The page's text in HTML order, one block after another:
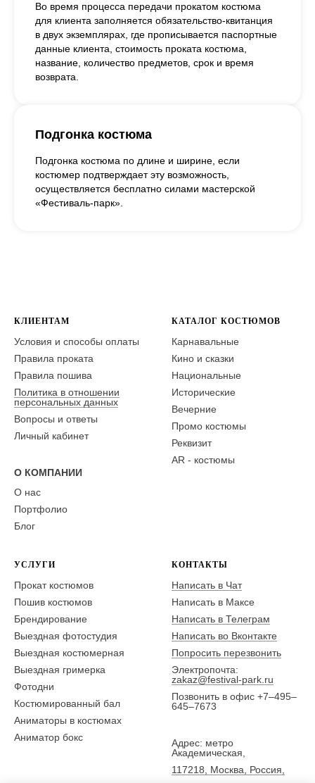
Во время процесса передачи прокатом костюма
для клиента заполняется обязательство-квитанция
в двух экземплярах, где прописывается паспортные
данные клиента, стоимость проката костюма,
название, количество предметов, срок и время
возврата.
Подгонка костюма
Подгонка костюма по длине и ширине, если
костюмер подтверждает эту возможность,
осуществляется бесплатно силами мастерской
«Фестиваль-парк».
КЛИЕНТАМ
Условия и способы оплаты
Правила проката
Правила пошива
Политика в отношении
персональных данных
Вопросы и ответы
Личный кабинет
О КОМПАНИИ
О нас
Портфолио
Блог
КАТАЛОГ КОСТЮМОВ
Карнавальные
Кино и сказки
Национальные
Исторические
Вечерние
Промо костюмы
Реквизит
AR - костюмы
УСЛУГИ
Прокат костюмов
Пошив костюмов
Брендирование
Выездная фотостудия
Выездная костюмерная
Выездная гримерка
Фотодни
Костюмированный бал
Аниматоры в костюмах
Аниматор бокс
КОНТАКТЫ
Написать в Чат
Написать в Максе
Написать в Телеграм
Написать во Вконтакте
Попросить перезвонить
Электропочта:
zakaz@festival-park.ru
Позвонить в офис +7–495–
645–7673
Адрес: метро
Академическая,
117218, Москва, Россия,